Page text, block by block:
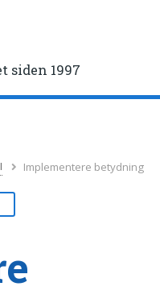
siden 1997
Implementere betydning